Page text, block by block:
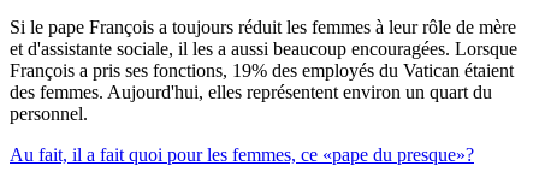
Si le pape François a toujours réduit les femmes à leur rôle de mère
et d'assistante sociale, il les a aussi beaucoup encouragées. Lorsque
François a pris ses fonctions, 19% des employés du Vatican étaient
des femmes. Aujourd'hui, elles représentent environ un quart du
personnel.
Au fait, il a fait quoi pour les femmes, ce «pape du presque»?